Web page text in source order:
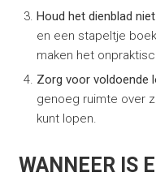
Houd het dienblad
en een stapeltje
maken het
Zorg voor voldoende
genoeg ruimte over
kunt lopen.
WANNEER IS